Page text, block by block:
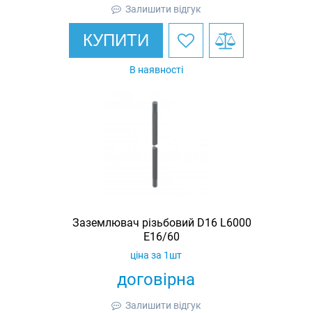
Залишити відгук
КУПИТИ
В наявності
Заземлювач різьбовий D16 L6000
E16/60
договірна
ціна за 1шт
Залишити відгук